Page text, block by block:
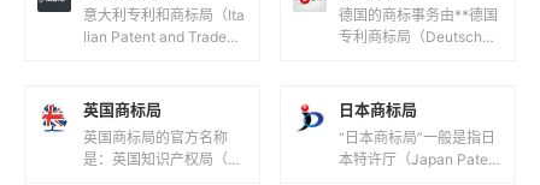
意大利专利和商标局（Ita
lian Patent and Tradem
德国的商标事务由**德国
专利商标局（Deutsches
英国商标局
英国商标局的官方名称
是：英国知识产权局（U
日本商标局
“日本商标局”一般是指日
本特许厅（Japan Patent